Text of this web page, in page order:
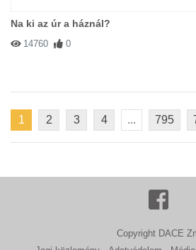
Na ki az úr a háznál?
14760 0
1 2 3 4 ... 795
Copyright DACE